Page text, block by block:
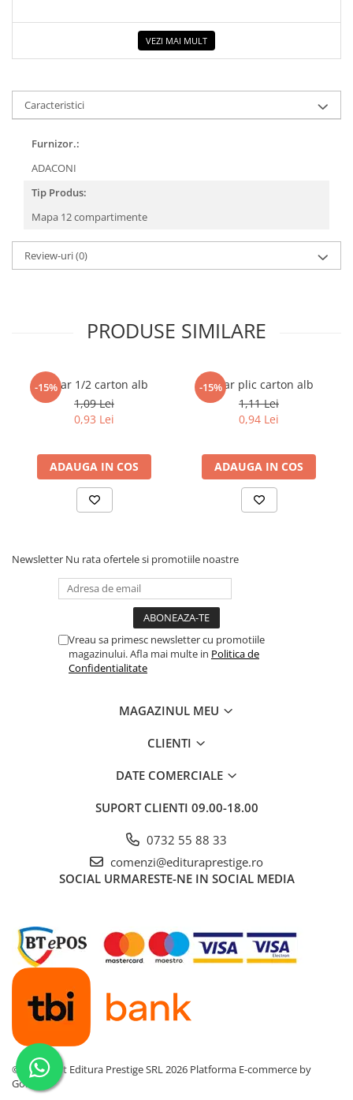
VEZI MAI MULT
Caracteristici
Furnizor.:
ADACONI
Tip Produs:
Mapa 12 compartimente
Review-uri(0)
PRODUSE SIMILARE
-15%
Dosar 1/2 carton alb
1,09 Lei
0,93 Lei
ADAUGA IN COS
-15%
Dosar plic carton alb
1,11 Lei
0,94 Lei
ADAUGA IN COS
Newsletter Nu rata ofertele si promotiile noastre
Vreau sa primesc newsletter cu promotiile
magazinului. Afla mai multe in Politica de
Confidentialitate
MAGAZINUL MEU
CLIENTI
DATE COMERCIALE
SUPORT CLIENTI 09.00-18.00
0732 55 88 33
comenzi@edituraprestige.ro
SOCIAL URMARESTE-NE IN SOCIAL MEDIA
©Copyright Editura Prestige SRL 2026 Platforma E-commerce by
Gomag